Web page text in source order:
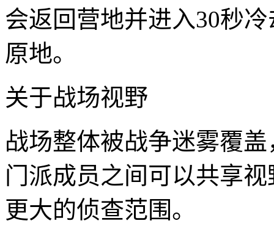
会返回营地并进入30秒
原地。
关于战场视野
战场整体被战争迷雾覆
门派成员之间可以共享
更大的侦查范围。